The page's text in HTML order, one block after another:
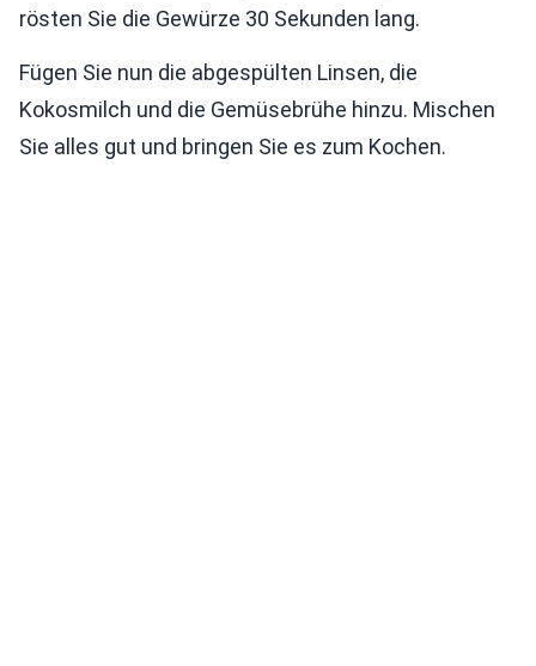
rösten Sie die Gewürze 30 Sekunden lang.
Fügen Sie nun die abgespülten Linsen, die
Kokosmilch und die Gemüsebrühe hinzu. Mischen
Sie alles gut und bringen Sie es zum Kochen.